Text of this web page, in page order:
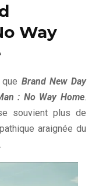
Way
Brand New Day
: No Way Home.
souvient plus de
araignée du